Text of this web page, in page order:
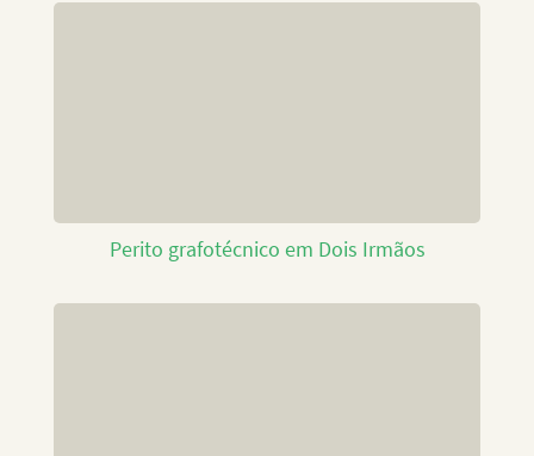
Perito grafotécnico em Dois Irmãos